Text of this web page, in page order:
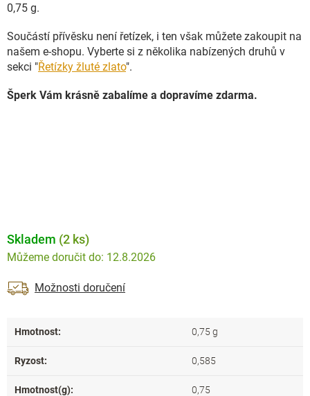
0,75 g.
Součástí přívěsku není řetízek, i ten však můžete zakoupit na
našem e-shopu. Vyberte si z několika nabízených druhů v
sekci "Řetízky žluté zlato".
Šperk Vám krásně zabalíme a dopravíme zdarma.
Skladem (2 ks)
12.8.2026
Možnosti doručení
Hmotnost: 0,75 g
Ryzost: 0,585
Hmotnost(g): 0,75